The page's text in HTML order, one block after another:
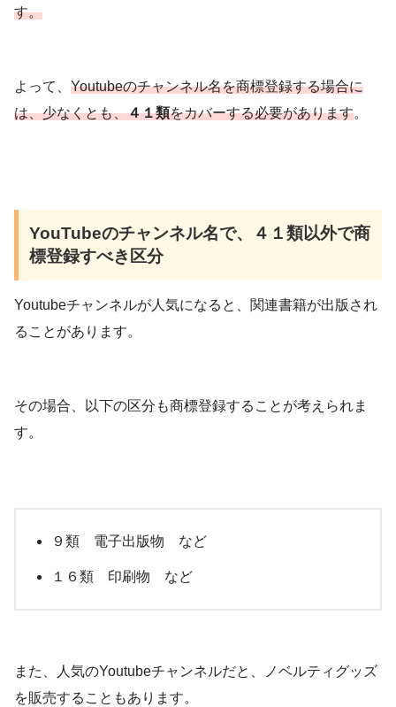
す。
よって、 Youtubeのチャンネル名を商標登録する場合に
は、少なくとも、４１類をカバーする必要があります。
YouTubeのチャンネル名で、４１類以外で商
標登録すべき区分
Youtubeチャンネルが人気になると、関連書籍が出版され
ることがあります。
その場合、以下の区分も商標登録することが考えられま
す。
９類 電子出版物 など
１６類 印刷物 など
また、人気のYoutubeチャンネルだと、ノベルティグッズ
を販売することもあります。